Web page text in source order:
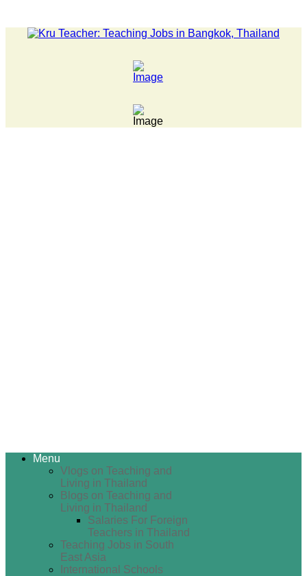
Menu
Vlogs on Teaching and
Living in Thailand
Blogs on Teaching and
Living in Thailand
Salaries For Foreign
Teachers in Thailand
Teaching Jobs in South
East Asia
International Schools